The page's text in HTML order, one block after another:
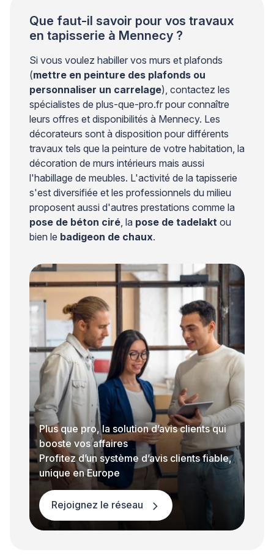
Que faut-il savoir pour vos travaux
en tapisserie à Mennecy ?
Si vous voulez habiller vos murs et plafonds
(mettre en peinture des plafonds ou
personnaliser un carrelage), contactez les
spécialistes de plus-que-pro.fr pour connaître
leurs offres et disponibilités à Mennecy. Les
décorateurs sont à disposition pour différents
travaux tels que la peinture de votre habitation, la
décoration de murs intérieurs mais aussi
l'habillage de meubles. L'activité de la tapisserie
s'est diversifiée et les professionnels du milieu
proposent aussi d'autres prestations comme la
pose de béton ciré, la pose de tadelakt ou
bien le badigeon de chaux.
Plus que pro, la solution d’avis clients qui
booste vos affaires
Profitez d’un système d’avis clients fiable,
unique en Europe
Rejoignez le réseau